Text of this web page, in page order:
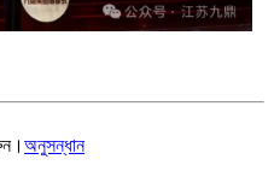
অনুসন্ধান